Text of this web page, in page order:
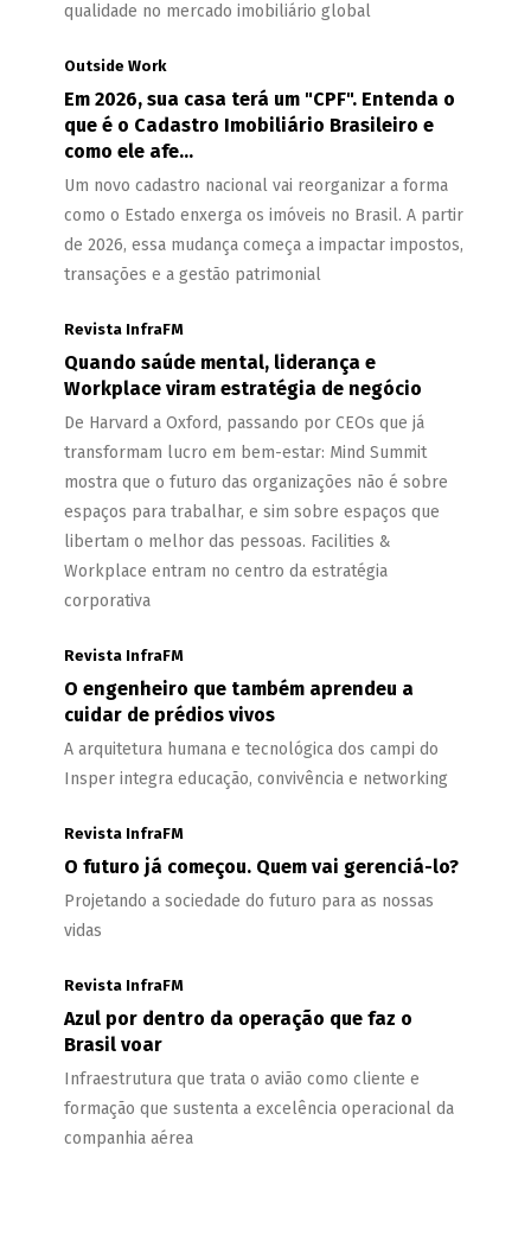
qualidade no mercado imobiliário global
Outside Work
Em 2026, sua casa terá um "CPF". Entenda o
que é o Cadastro Imobiliário Brasileiro e
como ele afe...
Um novo cadastro nacional vai reorganizar a forma
como o Estado enxerga os imóveis no Brasil. A partir
de 2026, essa mudança começa a impactar impostos,
transações e a gestão patrimonial
Revista InfraFM
Quando saúde mental, liderança e
Workplace viram estratégia de negócio
De Harvard a Oxford, passando por CEOs que já
transformam lucro em bem-estar: Mind Summit
mostra que o futuro das organizações não é sobre
espaços para trabalhar, e sim sobre espaços que
libertam o melhor das pessoas. Facilities &
Workplace entram no centro da estratégia
corporativa
Revista InfraFM
O engenheiro que também aprendeu a
cuidar de prédios vivos
A arquitetura humana e tecnológica dos campi do
Insper integra educação, convivência e networking
Revista InfraFM
O futuro já começou. Quem vai gerenciá-lo?
Projetando a sociedade do futuro para as nossas
vidas
Revista InfraFM
Azul por dentro da operação que faz o
Brasil voar
Infraestrutura que trata o avião como cliente e
formação que sustenta a excelência operacional da
companhia aérea